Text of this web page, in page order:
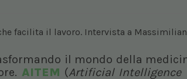
il mondo della
AITEM (Artificial Intelligence